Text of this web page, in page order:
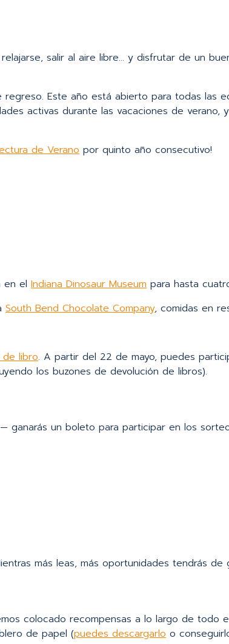
salir al aire libre… y disfrutar de un
regreso. Este año está abierto para todas las
activas durante las vacaciones de
de Verano por quinto año consecutivo!
en el Indiana Dinosaur Museum para hasta
South Bend Chocolate Company, comidas en
de libro. A partir del 22 de mayo, puedes
los buzones de devolución de libros).
un boleto para participar en los
más leas, más oportunidades tendrás de
colocado recompensas a lo largo de todo
de papel (puedes descargarlo o